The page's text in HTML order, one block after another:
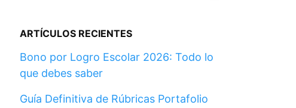
ARTÍCULOS RECIENTES
Bono por Logro Escolar 2026: Todo lo
que debes saber
Guía Definitiva de Rúbricas Portafolio